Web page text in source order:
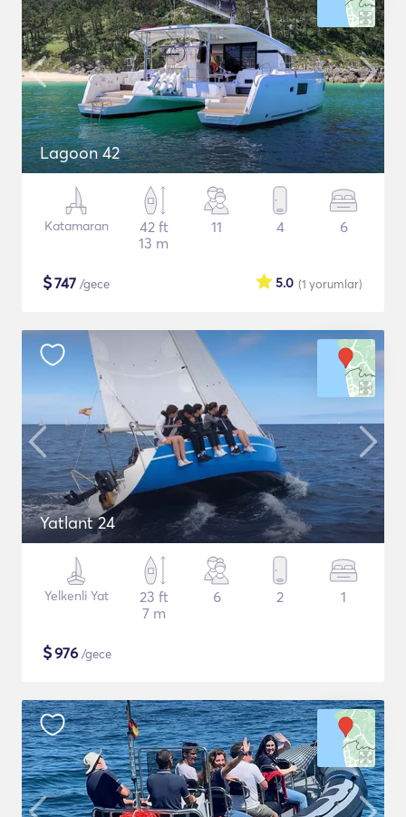
Lagoon 42
Katamaran
42 ft
13 m
11 4 6
$747 /gece (1 yorumlar)
5.0
Yatlant 24
Yelkenli Yat
23 ft
7 m
6 2 1
$976 /gece